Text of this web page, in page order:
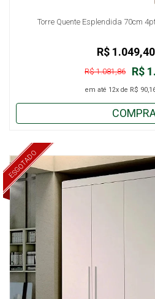
Torre Quente Esplendida 70cm
R$
R$ 1.081,86
em até 12x de R$
R$ 1.049,40
ESGOTADO